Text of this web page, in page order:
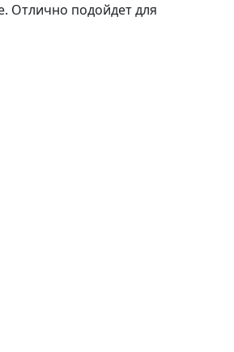
Отлично подойдет для